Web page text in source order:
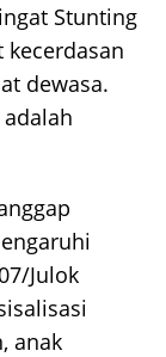
Stunting
dewasa.
Julok
anak